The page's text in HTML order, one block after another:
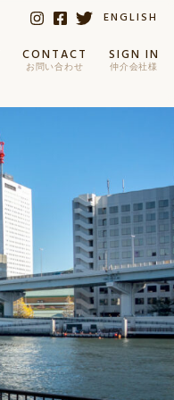
ENGLISH
CONTACT
お問い合わせ
SIGN IN
仲介会社様